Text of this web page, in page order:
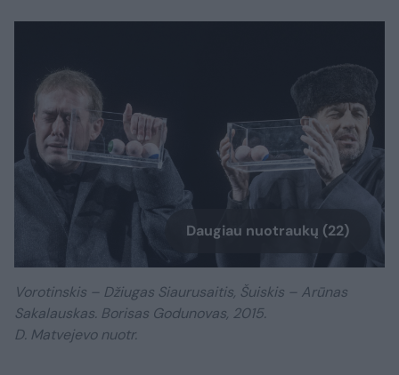
Daugiau nuotraukų (22)
Vorotinskis – Džiugas Siaurusaitis, Šuiskis – Arūnas
Sakalauskas. Borisas Godunovas, 2015.
D. Matvejevo nuotr.